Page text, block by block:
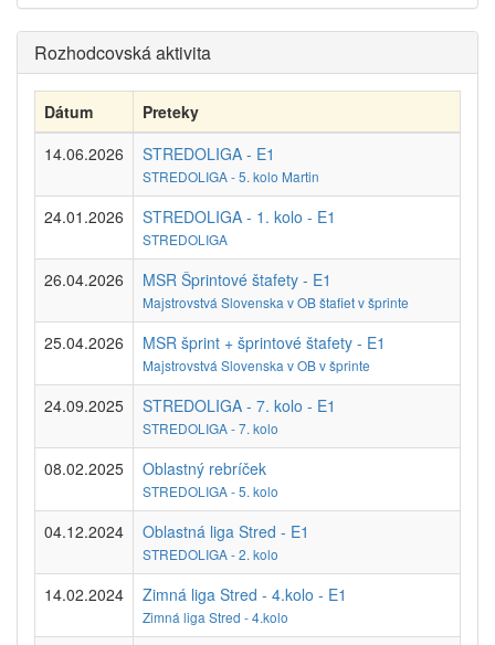
Rozhodcovská aktivita
Dátum
Preteky
14.06.2026
STREDOLIGA - E1
STREDOLIGA - 5. kolo Martin
24.01.2026 STREDOLIGA - 1. kolo - E1
STREDOLIGA
26.04.2026 MSR Šprintové štafety - E1
Majstrovstvá Slovenska v OB štafiet v šprinte
25.04.2026 MSR šprint + šprintové štafety - E1
Majstrovstvá Slovenska v OB v šprinte
24.09.2025 STREDOLIGA - 7. kolo - E1
STREDOLIGA - 7. kolo
08.02.2025 Oblastný rebríček
STREDOLIGA - 5. kolo
04.12.2024 Oblastná liga Stred - E1
STREDOLIGA - 2. kolo
14.02.2024 Zimná liga Stred - 4.kolo - E1
Zimná liga Stred - 4.kolo